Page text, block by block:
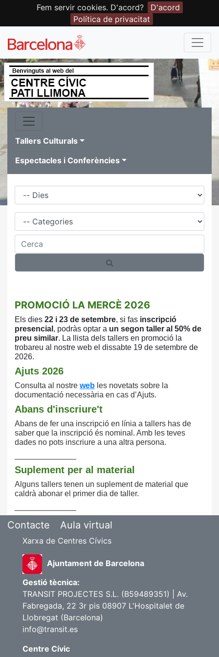
Fem servir cookies. D'acord?
D'acord
Política de privacitat
Tallers Culturals
Espectacles i Conferències
Dies
Família
Cerca
PROMOCIÓ LA MERCÈ 2026
Els dies 22 i 23 de setembre, si fas inscripció
presencial , podràs optar a un segon taller al 50% de
preu similar. La llista dels tallers en promoció la
trobareu al nostre web el dissabte 19 de setembre de
2026.
Ajuts 2026
Consulta al nostre web les novetats sobre la
documentació necessària en cas d’Ajuts.
Abans d'inscriure't
Abans de fer una inscripció en línia a tallers has de
saber que la inscripció és nominal. Amb les teves
dades no pots inscriure a una altra persona.
Suplement per al material
Alguns tallers tenen un suplement de material que
caldrà abonar el primer dia de taller.
Contacte Aula virtual
Xarxa de Centres Cívics
Ajuntament de Barcelona
Gestió tècnica:
TRANSIT PROJECTES S.L. (B59489351) | Av.
Fabregada, 22 3r pis 08907 L'Hospitalet de
Llobregat (Barcelona)
info@transit.es
Centre Cívic